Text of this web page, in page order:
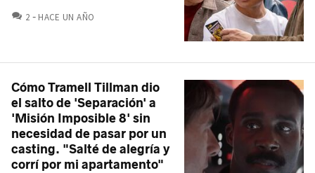
2 COMENTARIOS
HACE UN AÑO
Cómo Tramell Tillman dio
el salto de 'Separación' a
'Misión Imposible 8' sin
necesidad de pasar por un
casting. "Salté de alegría y
corrí por mi apartamento"